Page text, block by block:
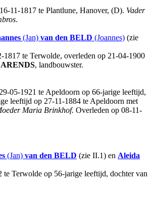
11-1817 te Plantlune, Hanover, (D). Vader
.
(Jan) van den BELD (Joannes) (zie
1817 te Terwolde, overleden op 21-04-1900
ARENDS, landbouwster.
05-1921 te Apeldoorn op 66-jarige leeftijd,
leeftijd op 27-11-1884 te Apeldoorn met
Maria Brinkhof. Overleden op 08-11-
(Jan) van den BELD (zie II.1) en Aleida
te Terwolde op 56-jarige leeftijd, dochter van